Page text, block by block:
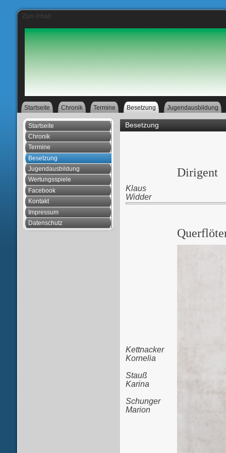
Zum Inhalt
Startseite Chronik Termine Besetzung Jugendausbildung
Startseite
Chronik
Termine
Besetzung
Jugendausbildung
Wertungsspiele
Facebook
Kontakt
Impressum
Datenschutz
Besetzung
Dirigent
Klaus
Widder
Kettnacker
Kornelia
Stauß
Karina
Schunger
Marion